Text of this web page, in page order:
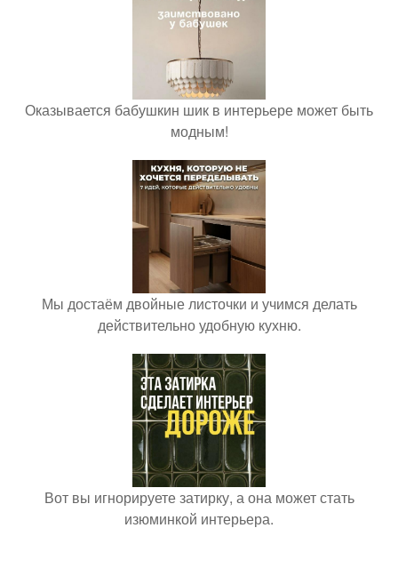
Оказывается бабушкин шик в интерьере может быть
модным!
Мы достаём двойные листочки и учимся делать
действительно удобную кухню.
Вот вы игнорируете затирку, а она может стать
изюминкой интерьера.